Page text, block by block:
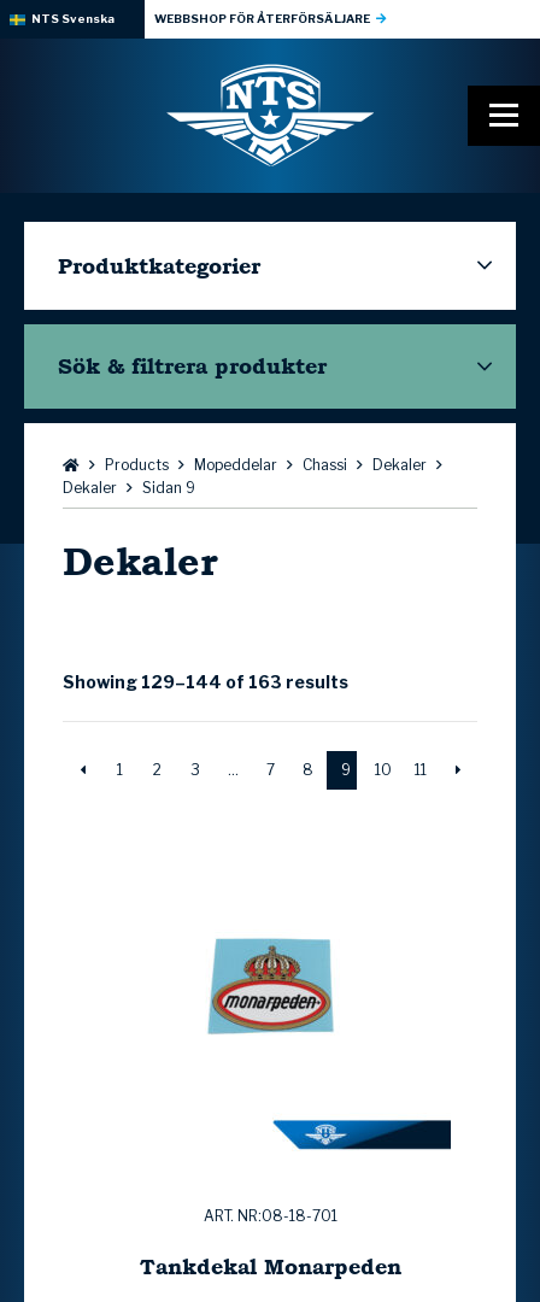
NTS Svenska WEBBSHOP FÖR ÅTERFÖRSÄLJARE
Produktkategorier
Sök & filtrera produkter
Bläddra:Products Mopeddelar Chassi
Dekaler
Dekaler
Sidan 9
Dekaler
Showing 129–144 of 163 results
1 2 3 … 7 8 9 10 11
ART. NR:08-18-701
Tankdekal Monarpeden